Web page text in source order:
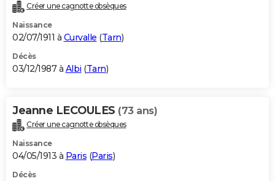
Créer une cagnotte obsèques
Naissance
02/07/1911 à Curvalle (Tarn)
Décès
03/12/1987 à Albi (Tarn)
Jeanne LECOULES (73 ans)
Créer une cagnotte obsèques
Naissance
04/05/1913 à Paris (Paris)
Décès